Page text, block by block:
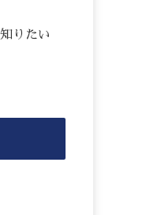
りたい